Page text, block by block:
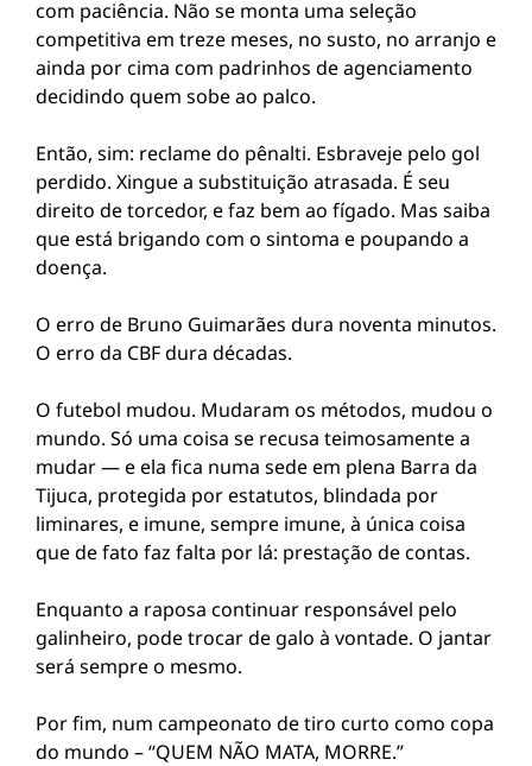
com paciência. Não se monta uma seleção
competitiva em treze meses, no susto, no arranjo e
ainda por cima com padrinhos de agenciamento
decidindo quem sobe ao palco.
Então, sim: reclame do pênalti. Esbraveje pelo gol
perdido. Xingue a substituição atrasada. É seu
direito de torcedor, e faz bem ao fígado. Mas saiba
que está brigando com o sintoma e poupando a
doença.
O erro de Bruno Guimarães dura noventa minutos.
O erro da CBF dura décadas.
O futebol mudou. Mudaram os métodos, mudou o
mundo. Só uma coisa se recusa teimosamente a
mudar — e ela fica numa sede em plena Barra da
Tijuca, protegida por estatutos, blindada por
liminares, e imune, sempre imune, à única coisa
que de fato faz falta por lá: prestação de contas.
Enquanto a raposa continuar responsável pelo
galinheiro, pode trocar de galo à vontade. O jantar
será sempre o mesmo.
Por fim, num campeonato de tiro curto como copa
do mundo – “QUEM NÃO MATA, MORRE.”